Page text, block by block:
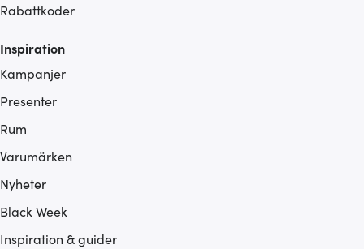
Rabattkoder
Inspiration
Kampanjer
Presenter
Rum
Varumärken
Nyheter
Black Week
Inspiration & guider